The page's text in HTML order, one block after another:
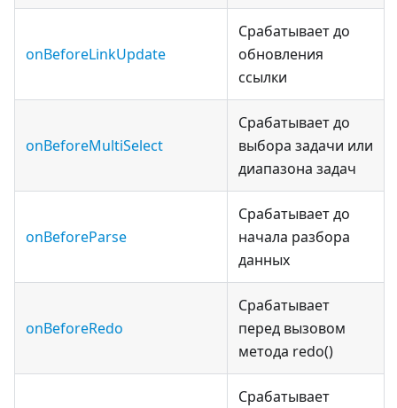
onBeforeLinkUpdate
Срабатывает до
обновления
ссылки
onBeforeMultiSelect
Срабатывает до
выбора задачи или
диапазона задач
onBeforeParse
Срабатывает до
начала разбора
данных
onBeforeRedo
Срабатывает
перед вызовом
метода redo()
Срабатывает